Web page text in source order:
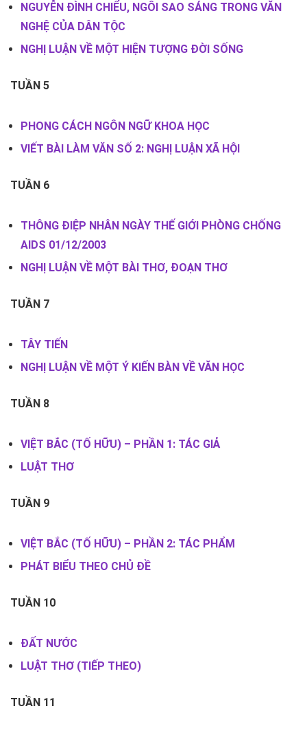
NGUYỄN ĐÌNH CHIỂU, NGÔI SAO SÁNG TRONG VĂN
NGHỆ CỦA DÂN TỘC
NGHỊ LUẬN VỀ MỘT HIỆN TƯỢNG ĐỜI SỐNG
TUẦN 5
PHONG CÁCH NGÔN NGỮ KHOA HỌC
VIẾT BÀI LÀM VĂN SỐ 2: NGHỊ LUẬN XÃ HỘI
TUẦN 6
THÔNG ĐIỆP NHÂN NGÀY THẾ GIỚI PHÒNG CHỐNG
AIDS 01/12/2003
NGHỊ LUẬN VỀ MỘT BÀI THƠ, ĐOẠN THƠ
TUẦN 7
TÂY TIẾN
NGHỊ LUẬN VỀ MỘT Ý KIẾN BÀN VỀ VĂN HỌC
TUẦN 8
VIỆT BẮC (TỐ HỮU) – PHẦN 1: TÁC GIẢ
LUẬT THƠ
TUẦN 9
VIỆT BẮC (TỐ HỮU) – PHẦN 2: TÁC PHẨM
PHÁT BIỂU THEO CHỦ ĐỀ
TUẦN 10
ĐẤT NƯỚC
LUẬT THƠ (TIẾP THEO)
TUẦN 11